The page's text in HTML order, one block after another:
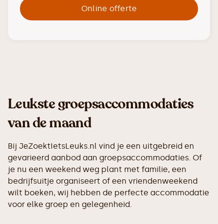
Online offerte
Leukste groepsaccommodaties
van de maand
Bij JeZoektIetsLeuks.nl vind je een uitgebreid en
gevarieerd aanbod aan groepsaccommodaties. Of
je nu een weekend weg plant met familie, een
bedrijfsuitje organiseert of een vriendenweekend
wilt boeken, wij hebben de perfecte accommodatie
voor elke groep en gelegenheid.